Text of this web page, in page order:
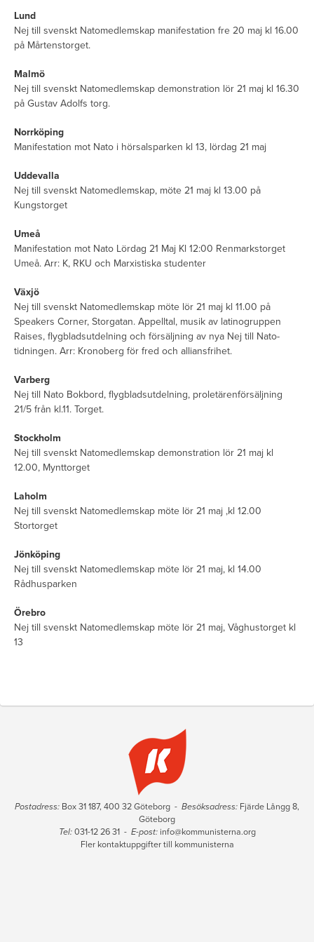
Lund
Nej till svenskt Natomedlemskap manifestation fre 20 maj kl 16.00
på Mårtenstorget.
Malmö
Nej till svenskt Natomedlemskap demonstration lör 21 maj kl 16.30
på Gustav Adolfs torg.
Norrköping
Manifestation mot Nato i hörsalsparken kl 13, lördag 21 maj
Uddevalla
Nej till svenskt Natomedlemskap, möte 21 maj kl 13.00 på
Kungstorget
Umeå
Manifestation mot Nato Lördag 21 Maj Kl 12:00 Renmarkstorget
Umeå. Arr: K, RKU och Marxistiska studenter
Växjö
Nej till svenskt Natomedlemskap möte lör 21 maj kl 11.00 på
Speakers Corner, Storgatan. Appelltal, musik av latinogruppen
Raises, flygbladsutdelning och försäljning av nya Nej till Nato-
tidningen. Arr: Kronoberg för fred och alliansfrihet.
Varberg
Nej till Nato Bokbord, flygbladsutdelning, proletärenförsäljning
21/5 från kl.11. Torget.
Stockholm
Nej till svenskt Natomedlemskap demonstration lör 21 maj kl
12.00, Mynttorget
Laholm
Nej till svenskt Natomedlemskap möte lör 21 maj ,kl 12.00
Stortorget
Jönköping
Nej till svenskt Natomedlemskap möte lör 21 maj, kl 14.00
Rådhusparken
Örebro
Nej till svenskt Natomedlemskap möte lör 21 maj, Våghustorget kl
13
Postadress: Box 31 187, 400 32 Göteborg - Besöksadress: Fjärde Långg 8,
Göteborg
Tel:031-12 26 31 - E-post: info@kommunisterna.org
Fler kontaktuppgifter till kommunisterna